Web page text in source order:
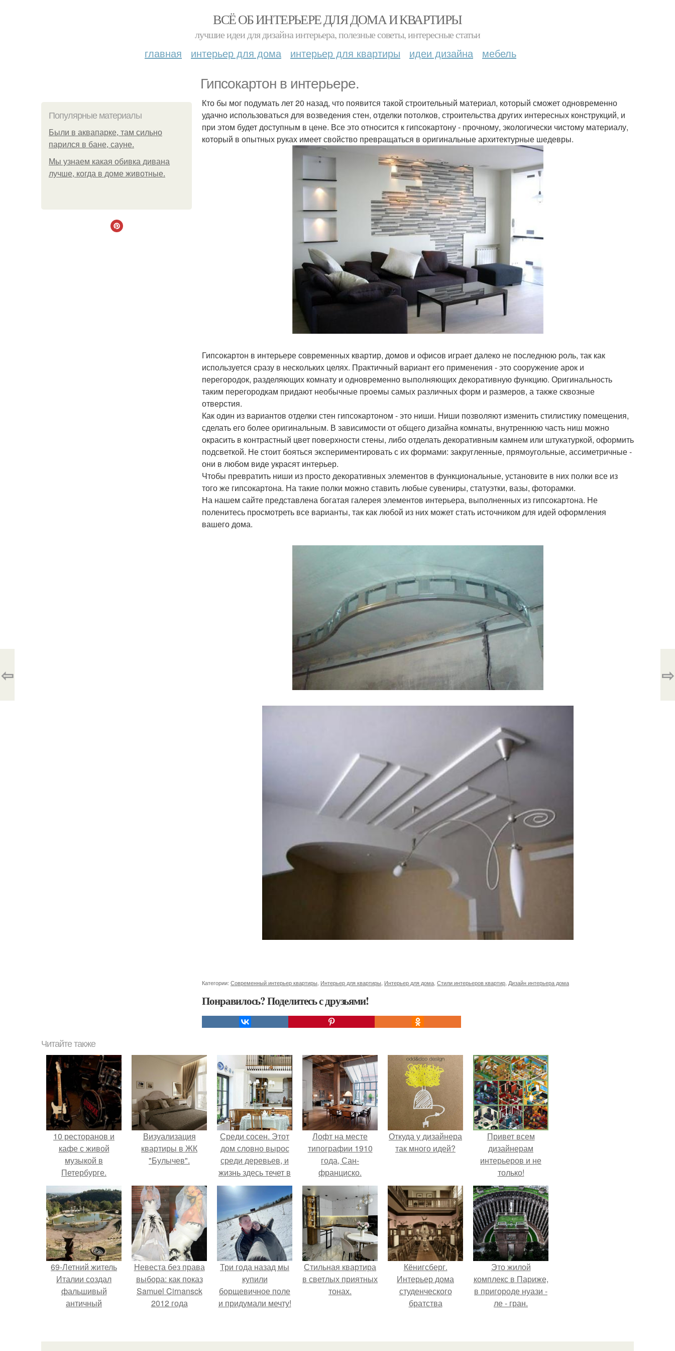
ВСЁ ОБ ИНТЕРЬЕРЕ ДЛЯ ДОМА И КВАРТИРЫ
лучшие идеи для дизайна интерьера, полезные советы, интересные статьи
главная интерьер для дома интерьер для квартиры идеи дизайна мебель
Гипсокартон в интерьере.
Популярные материалы
Были в аквапарке, там сильно
парился в бане, сауне.
Мы узнаем какая обивка дивана
лучше, когда в доме животные.
Кто бы мог подумать лет 20 назад, что появится такой строительный материал, который сможет одновременно
удачно использоваться для возведения стен, отделки потолков, строительства других интересных конструкций, и
при этом будет доступным в цене. Все это относится к гипсокартону - прочному, экологически чистому материалу,
который в опытных руках имеет свойство превращаться в оригинальные архитектурные шедевры.
Гипсокартон в интерьере современных квартир, домов и офисов играет далеко не последнюю роль, так как
используется сразу в нескольких целях. Практичный вариант его применения - это сооружение арок и
перегородок, разделяющих комнату и одновременно выполняющих декоративную функцию. Оригинальность
таким перегородкам придают необычные проемы самых различных форм и размеров, а также сквозные
отверстия.
Как один из вариантов отделки стен гипсокартоном - это ниши. Ниши позволяют изменить стилистику помещения,
сделать его более оригинальным. В зависимости от общего дизайна комнаты, внутреннюю часть ниш можно
окрасить в контрастный цвет поверхности стены, либо отделать декоративным камнем или штукатуркой, оформить
подсветкой. Не стоит бояться экспериментировать с их формами: закругленные, прямоугольные, ассиметричные -
они в любом виде украсят интерьер.
Чтобы превратить ниши из просто декоративных элементов в функциональные, установите в них полки все из
того же гипсокартона. На такие полки можно ставить любые сувениры, статуэтки, вазы, фоторамки.
На нашем сайте представлена богатая галерея элементов интерьера, выполненных из гипсокартона. Не
поленитесь просмотреть все варианты, так как любой из них может стать источником для идей оформления
вашего дома.
Категории: Современный интерьер квартиры, Интерьер для квартиры, Интерьер для дома, Стили интерьеров квартир, Дизайн интерьера дома
Понравилось? Поделитесь с друзьями!
⇦ ⇨
Читайте также
10 ресторанов и
кафе с живой
музыкой в
Петербурге.
Визуализация
квартиры в ЖК
"Булычев".
Среди сосен. Этот
дом словно вырос
среди деревьев, и
жизнь здесь течет в
собственном ритме
- спокойно, без
спешки и лишнего
шума.
Лофт на месте
типографии 1910
года, Сан-
франциско.
Откуда у дизайнера
так много идей?
Привет всем
дизайнерам
интерьеров и не
только!
69-Летний житель
Италии создал
фальшивый
античный
успешно выдавал
Невеста без права
выбора: как показ
Samuel Cirnansck
2012 года
принуждения.
Три года назад мы
купили
борщевичное поле
и придумали мечту!
Стильная квартира
в светлых приятных
тонах.
Кёнигсберг.
Интерьер дома
студенческого
братства
Это жилой
комплекс в Париже,
в пригороде нуази -
ле - гран.